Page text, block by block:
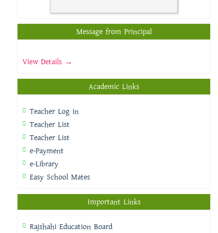
Message from Principal
View Details →
Academic Links
Teacher Log in
Teacher List
Teacher List
e-Payment
e-Library
Easy School Mates
Important Links
Rajshahi Education Board